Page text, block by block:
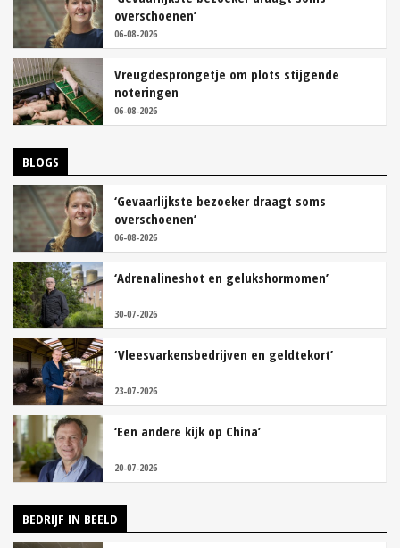
overschoenen’
06-08-2026
Vreugdesprongetje om plots stijgende
noteringen
06-08-2026
BLOGS
‘Gevaarlijkste bezoeker draagt soms
overschoenen’
06-08-2026
‘Adrenalineshot en gelukshormomen’
30-07-2026
‘Vleesvarkensbedrijven en geldtekort’
23-07-2026
‘Een andere kijk op China’
20-07-2026
BEDRIJF IN BEELD